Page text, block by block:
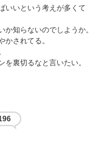
いいという考えが多くて
知らないのでしようか。
かされてる。
裏切るなと言いたい。